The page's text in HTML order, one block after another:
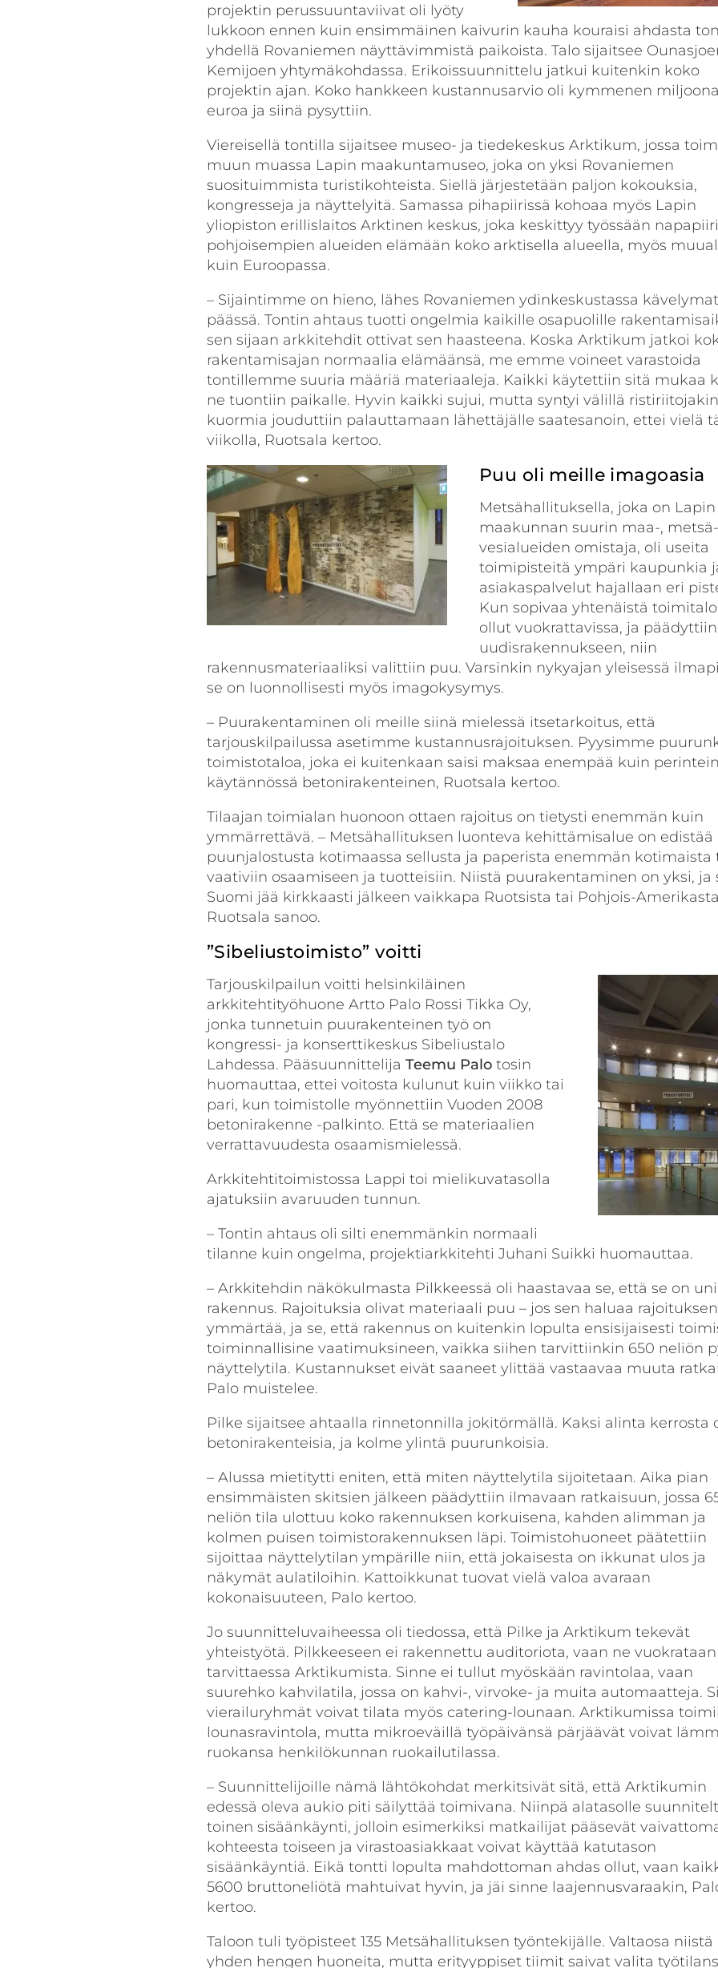
projektin perussuuntaviivat oli lyöty
lukkoon ennen kuin ensimmäinen kaivurin kauha kouraisi ahdasta
yhdellä Rovaniemen näyttävimmistä paikoista. Talo sijaitsee
Kemijoen yhtymäkohdassa. Erikoissuunnittelu jatkui kuitenkin koko
projektin ajan. Koko hankkeen kustannusarvio oli kymmenen
euroa ja siinä pysyttiin.
Viereisellä tontilla sijaitsee museo- ja tiedekeskus Arktikum, jossa
muun muassa Lapin maakuntamuseo, joka on yksi Rovaniemen
suosituimmista turistikohteista. Siellä järjestetään paljon kokouksia,
kongresseja ja näyttelyitä. Samassa pihapiirissä kohoaa myös Lapin
yliopiston erillislaitos Arktinen keskus, joka keskittyy työssään
pohjoisempien alueiden elämään koko arktisella alueella, myös
kuin Euroopassa.
– Sijaintimme on hieno, lähes Rovaniemen ydinkeskustassa
päässä. Tontin ahtaus tuotti ongelmia kaikille osapuolille
sen sijaan arkkitehdit ottivat sen haasteena. Koska Arktikum jatkoi
rakentamisajan normaalia elämäänsä, me emme voineet varastoida
tontillemme suuria määriä materiaaleja. Kaikki käytettiin sitä mukaa
ne tuontiin paikalle. Hyvin kaikki sujui, mutta syntyi välillä
kuormia jouduttiin palauttamaan lähettäjälle saatesanoin, ettei vielä
viikolla, Ruotsala kertoo.
Puu oli meille imagoasia
Metsähallituksella, joka on Lapin
maakunnan suurin maa-,
vesialueiden omistaja, oli useita
toimipisteitä ympäri kaupunkia
asiakaspalvelut hajallaan eri
Kun sopivaa yhtenäistä
ollut vuokrattavissa, ja päädyttiin
uudisrakennukseen, niin
rakennusmateriaaliksi valittiin puu. Varsinkin nykyajan yleisessä
se on luonnollisesti myös imagokysymys.
– Puurakentaminen oli meille siinä mielessä itsetarkoitus, että
tarjouskilpailussa asetimme kustannusrajoituksen. Pyysimme
toimistotaloa, joka ei kuitenkaan saisi maksaa enempää kuin
käytännössä betonirakenteinen, Ruotsala kertoo.
Tilaajan toimialan huonoon ottaen rajoitus on tietysti enemmän kuin
ymmärrettävä. – Metsähallituksen luonteva kehittämisalue on edistää
puunjalostusta kotimaassa sellusta ja paperista enemmän kotimaista
vaativiin osaamiseen ja tuotteisiin. Niistä puurakentaminen on yksi, ja
Suomi jää kirkkaasti jälkeen vaikkapa Ruotsista tai Pohjois-
Ruotsala sanoo.
”Sibeliustoimisto” voitti
Tarjouskilpailun voitti helsinkiläinen
arkkitehtityöhuone Artto Palo Rossi Tikka Oy,
jonka tunnetuin puurakenteinen työ on
kongressi- ja konserttikeskus Sibeliustalo
Lahdessa. Pääsuunnittelija Teemu Palo tosin
huomauttaa, ettei voitosta kulunut kuin viikko tai
pari, kun toimistolle myönnettiin Vuoden 2008
betonirakenne -palkinto. Että se materiaalien
verrattavuudesta osaamismielessä.
Arkkitehtitoimistossa Lappi toi mielikuvatasolla
ajatuksiin avaruuden tunnun.
– Tontin ahtaus oli silti enemmänkin normaali
tilanne kuin ongelma, projektiarkkitehti Juhani Suikki huomauttaa.
– Arkkitehdin näkökulmasta Pilkkeessä oli haastavaa se, että se on
rakennus. Rajoituksia olivat materiaali puu – jos sen haluaa
ymmärtää, ja se, että rakennus on kuitenkin lopulta ensisijaisesti
toiminnallisine vaatimuksineen, vaikka siihen tarvittiinkin 650 neliön
näyttelytila. Kustannukset eivät saaneet ylittää vastaavaa muuta
Palo muistelee.
Pilke sijaitsee ahtaalla rinnetonnilla jokitörmällä. Kaksi alinta kerrosta
betonirakenteisia, ja kolme ylintä puurunkoisia.
– Alussa mietitytti eniten, että miten näyttelytila sijoitetaan. Aika pian
ensimmäisten skitsien jälkeen päädyttiin ilmavaan ratkaisuun, jossa
neliön tila ulottuu koko rakennuksen korkuisena, kahden alimman ja
kolmen puisen toimistorakennuksen läpi. Toimistohuoneet päätettiin
sijoittaa näyttelytilan ympärille niin, että jokaisesta on ikkunat ulos ja
näkymät aulatiloihin. Kattoikkunat tuovat vielä valoa avaraan
kokonaisuuteen, Palo kertoo.
Jo suunnitteluvaiheessa oli tiedossa, että Pilke ja Arktikum tekevät
yhteistyötä. Pilkkeeseen ei rakennettu auditoriota, vaan ne vuokrataan
tarvittaessa Arktikumista. Sinne ei tullut myöskään ravintolaa, vaan
suurehko kahvilatila, jossa on kahvi-, virvoke- ja muita automaatteja.
vierailuryhmät voivat tilata myös catering-lounaan. Arktikumissa
lounasravintola, mutta mikroeväillä työpäivänsä pärjäävät voivat
ruokansa henkilökunnan ruokailutilassa.
– Suunnittelijoille nämä lähtökohdat merkitsivät sitä, että Arktikumin
edessä oleva aukio piti säilyttää toimivana. Niinpä alatasolle
toinen sisäänkäynti, jolloin esimerkiksi matkailijat pääsevät
kohteesta toiseen ja virastoasiakkaat voivat käyttää katutason
sisäänkäyntiä. Eikä tontti lopulta mahdottoman ahdas ollut, vaan
5600 bruttoneliötä mahtuivat hyvin, ja jäi sinne laajennusvaraakin,
kertoo.
Taloon tuli työpisteet 135 Metsähallituksen työntekijälle. Valtaosa niistä
yhden hengen huoneita, mutta erityyppiset tiimit saivat valita